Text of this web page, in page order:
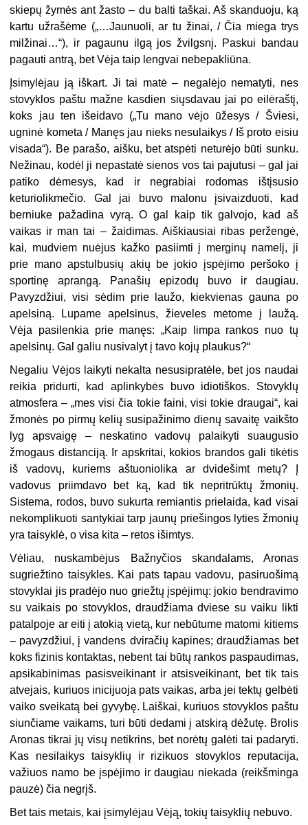
skiepų žymės ant žasto – du balti taškai. Aš skanduoju, ką
kartu užrašėme („…Jaunuoli, ar tu žinai, / Čia miega trys
milžinai…“), ir pagaunu ilgą jos žvilgsnį. Paskui bandau
pagauti antrą, bet Vėja taip lengvai nebepakliūna.
Įsimylėjau ją iškart. Ji tai matė – negalėjo nematyti, nes
stovyklos paštu mažne kasdien siųsdavau jai po eilėraštį,
koks jau ten išeidavo („Tu mano vėjo ūžesys / Šviesi,
ugninė kometa / Manęs jau nieks nesulaikys / Iš proto eisiu
visada“). Be parašo, aišku, bet atspėti neturėjo būti sunku.
Nežinau, kodėl ji nepastatė sienos vos tai pajutusi – gal jai
patiko dėmesys, kad ir negrabiai rodomas ištįsusio
keturiolikmečio. Gal jai buvo malonu įsivaizduoti, kad
berniuke pažadina vyrą. O gal kaip tik galvojo, kad aš
vaikas ir man tai – žaidimas. Aiškiausiai ribas peržengė,
kai, mudviem nuėjus kažko pasiimti į merginų namelį, ji
prie mano apstulbusių akių be jokio įspėjimo peršoko į
sportinę aprangą. Panašių epizodų buvo ir daugiau.
Pavyzdžiui, visi sėdim prie laužo, kiekvienas gauna po
apelsiną. Lupame apelsinus, žieveles mėtome į laužą.
Vėja pasilenkia prie manęs: „Kaip limpa rankos nuo tų
apelsinų. Gal galiu nusivalyt į tavo kojų plaukus?“
Negaliu Vėjos laikyti nekalta nesusipratėle, bet jos naudai
reikia pridurti, kad aplinkybės buvo idiotiškos. Stovyklų
atmosfera – „mes visi čia tokie faini, visi tokie draugai“, kai
žmonės po pirmų kelių susipažinimo dienų savaitę vaikšto
lyg apsvaigę – neskatino vadovų palaikyti suaugusio
žmogaus distanciją. Ir apskritai, kokios brandos gali tikėtis
iš vadovų, kuriems aštuoniolika ar dvidešimt metų? Į
vadovus priimdavo bet ką, kad tik nepritrūktų žmonių.
Sistema, rodos, buvo sukurta remiantis prielaida, kad visai
nekomplikuoti santykiai tarp jaunų priešingos lyties žmonių
yra taisyklė, o visa kita – retos išimtys.
Vėliau, nuskambėjus Bažnyčios skandalams, Aronas
sugriežtino taisykles. Kai pats tapau vadovu, pasiruošimą
stovyklai jis pradėjo nuo griežtų įspėjimų: jokio bendravimo
su vaikais po stovyklos, draudžiama dviese su vaiku likti
patalpoje ar eiti į atokią vietą, kur nebūtume matomi kitiems
– pavyzdžiui, į vandens dviračių kapines; draudžiamas bet
koks fizinis kontaktas, nebent tai būtų rankos paspaudimas,
apsikabinimas pasisveikinant ir atsisveikinant, bet tik tais
atvejais, kuriuos inicijuoja pats vaikas, arba jei tektų gelbėti
vaiko sveikatą bei gyvybę. Laiškai, kuriuos stovyklos paštu
siunčiame vaikams, turi būti dedami į atskirą dėžutę. Brolis
Aronas tikrai jų visų netikrins, bet norėtų galėti tai padaryti.
Kas nesilaikys taisyklių ir rizikuos stovyklos reputacija,
važiuos namo be įspėjimo ir daugiau niekada (reikšminga
pauzė) čia negrįš.
Bet tais metais, kai įsimylėjau Vėją, tokių taisyklių nebuvo.